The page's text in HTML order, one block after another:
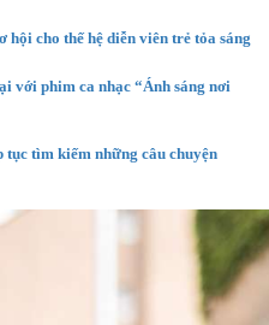
hội cho thế hệ diễn viên trẻ tỏa sáng
với phim ca nhạc “Ánh sáng nơi
tục tìm kiếm những câu chuyện